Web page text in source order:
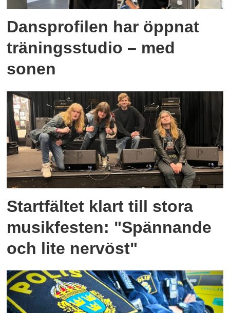
Dansprofilen har öppnat
träningsstudio – med
sonen
Startfältet klart till stora
musikfesten: "Spännande
och lite nervöst"